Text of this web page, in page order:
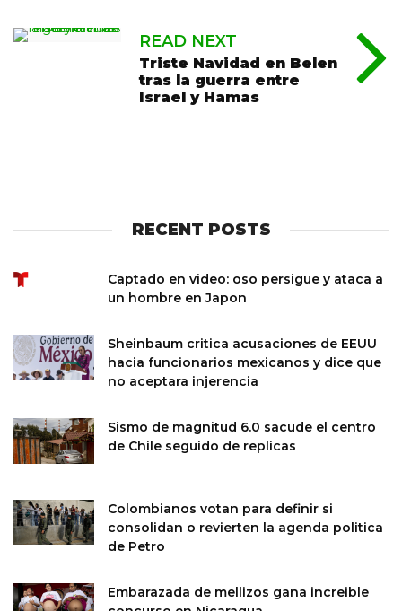
READ NEXT
Triste Navidad en Belen
tras la guerra entre
Israel y Hamas
RECENT POSTS
Captado en video: oso persigue y ataca a
un hombre en Japon
Sheinbaum critica acusaciones de EEUU
hacia funcionarios mexicanos y dice que
no aceptara injerencia
Sismo de magnitud 6.0 sacude el centro
de Chile seguido de replicas
Colombianos votan para definir si
consolidan o revierten la agenda politica
de Petro
Embarazada de mellizos gana increible